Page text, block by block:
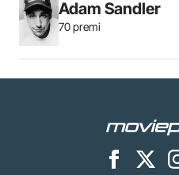
Adam Sandler
70 premi